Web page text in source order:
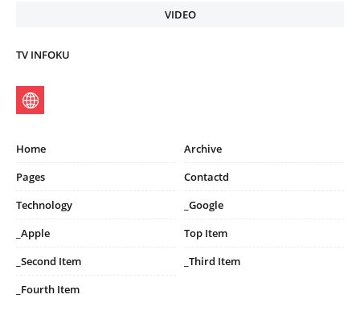
VIDEO
TV INFOKU
Home
Archive
Pages
Contactd
Technology
_Google
_Apple
Top Item
_Second Item
_Third Item
_Fourth Item